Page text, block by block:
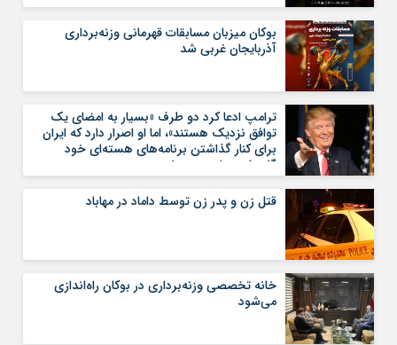
بوکان میزبان مسابقات قهرمانی وزنه‌برداری
آذربایجان غربی شد
ترامپ ادعا کرد دو طرف «بسیار به امضای یک
توافق نزدیک هستند»، اما او اصرار دارد که ایران
برای کنار گذاشتن برنامه‌های هسته‌ای خود
گام‌های بیشتری بردارد
قتل زن و پدر زن توسط داماد در مهاباد
خانه تخصصی وزنه‌برداری در بوکان راه‌اندازی
می‌شود